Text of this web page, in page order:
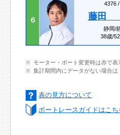
６
4376 /
藤田
静岡/
38歳/
モーター・ボート変更時は赤で表
集計期間内にデータがない場合は
表の見方について
ボートレースガイドはこち